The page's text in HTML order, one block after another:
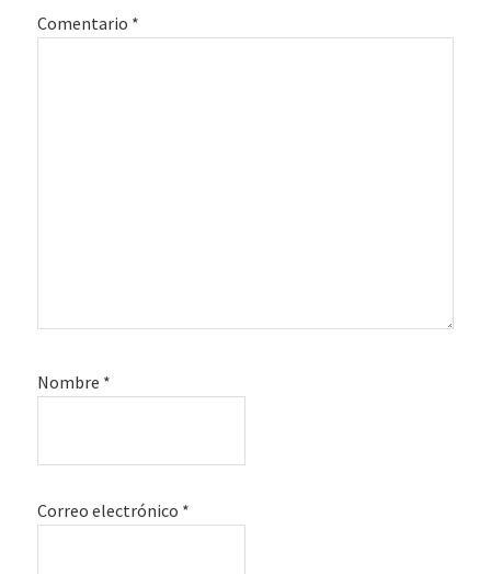
Comentario *
Nombre *
Correo electrónico *